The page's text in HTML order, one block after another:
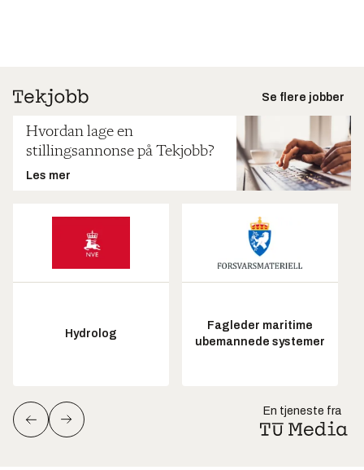
Se flere jobber
Hvordan lage en
stillingsannonse på Tekjobb?
Les mer
Hydrolog
Fagleder maritime
ubemannede systemer
En tjeneste fra